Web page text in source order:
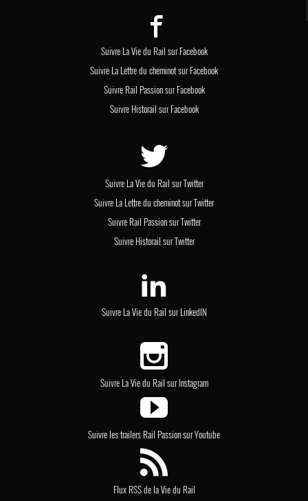
Suivre La Vie du Rail sur Facebook
Suivre La Lettre du cheminot sur Facebook
Suivre Rail Passion sur Facebook
Suivre Historail sur Facebook
Suivre La Vie du Rail sur Twitter
Suivre La Lettre du cheminot sur Twitter
Suivre Rail Passion sur Twitter
Suivre Historail sur Twitter
Suivre La Vie du Rail sur LinkedIN
Suivre La Vie du Rail sur Instagram
Suivre les trailers Rail Passion sur Youtube
Flux RSS de la Vie du Rail